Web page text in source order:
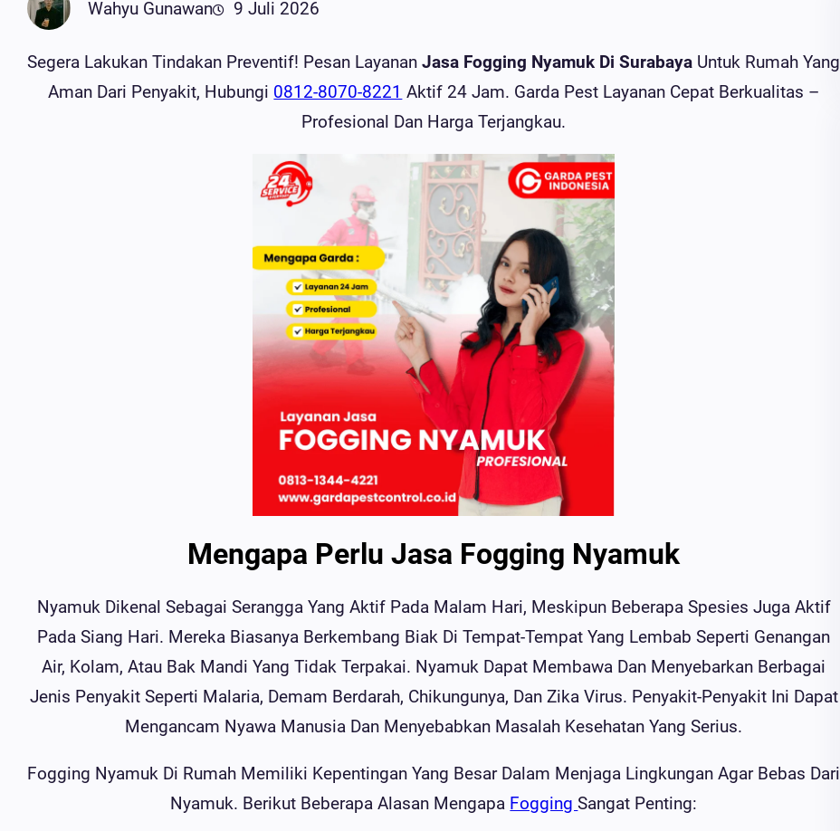
Wahyu Gunawan 9 Juli 2026
Segera Lakukan Tindakan Preventif! Pesan LayananJasa Fogging Nyamuk Di Surabaya Untuk Rumah Yang
Aman Dari Penyakit, Hubungi 0812-8070-8221 Aktif 24 Jam. Garda Pest Layanan Cepat Berkualitas –
Profesional Dan Harga Terjangkau.
Mengapa Perlu Jasa Fogging Nyamuk
Nyamuk Dikenal Sebagai Serangga Yang Aktif Pada Malam Hari, Meskipun Beberapa Spesies Juga Aktif
Pada Siang Hari. Mereka Biasanya Berkembang Biak Di Tempat-Tempat Yang Lembab Seperti Genangan
Air, Kolam, Atau Bak Mandi Yang Tidak Terpakai. Nyamuk Dapat Membawa Dan Menyebarkan Berbagai
Jenis Penyakit Seperti Malaria, Demam Berdarah, Chikungunya, Dan Zika Virus. Penyakit-Penyakit Ini Dapat
Mengancam Nyawa Manusia Dan Menyebabkan Masalah Kesehatan Yang Serius.
Fogging Nyamuk Di Rumah Memiliki Kepentingan Yang Besar Dalam Menjaga Lingkungan Agar Bebas Dari
Nyamuk. Berikut Beberapa Alasan Mengapa FoggingSangat Penting: